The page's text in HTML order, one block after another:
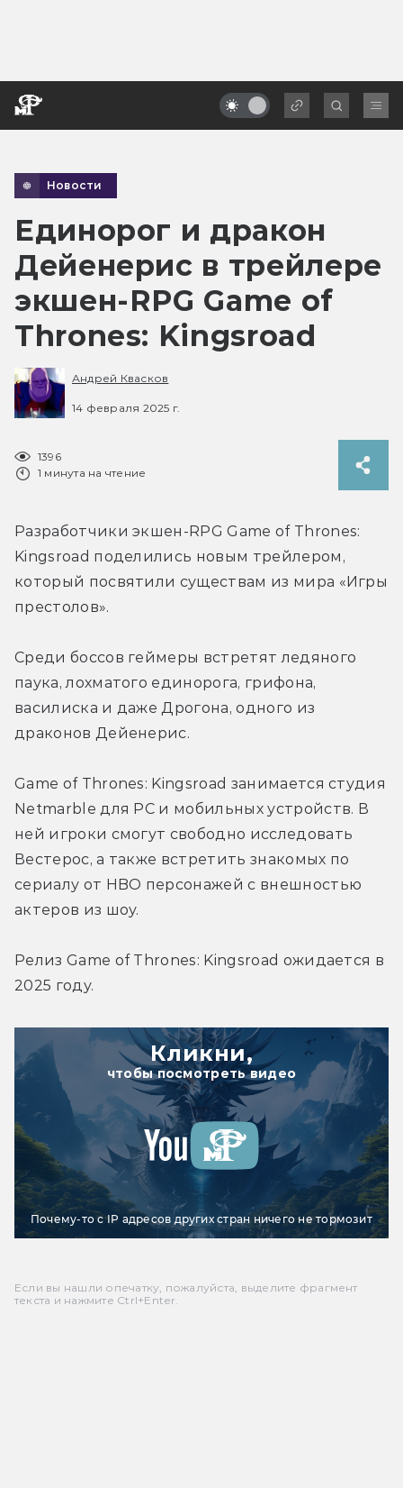
Новости
Единорог и дракон
Дейенерис в трейлере
экшен-RPG Game of
Thrones: Kingsroad
Андрей Квасков
14 февраля 2025 г.
1396
1 минута на чтение
Разработчики экшен-RPG Game of Thrones:
Kingsroad поделились новым трейлером,
который посвятили существам из мира «Игры
престолов».
Среди боссов геймеры встретят ледяного
паука, лохматого единорога, грифона,
василиска и даже Дрогона, одного из
драконов Дейенерис.
Netmarble для PC и мобильных устройств. В
ней игроки смогут свободно исследовать
Вестерос, а также встретить знакомых по
сериалу от HBO персонажей с внешностью
актеров из шоу.
Релиз Game of Thrones: Kingsroad ожидается в
2025 году.
Кликни,
чтобы посмотреть видео
Почему-то с IP адресов других стран ничего не тормозит
Если вы нашли опечатку, пожалуйста, выделите фрагмент
текста и нажмите Ctrl+Enter.